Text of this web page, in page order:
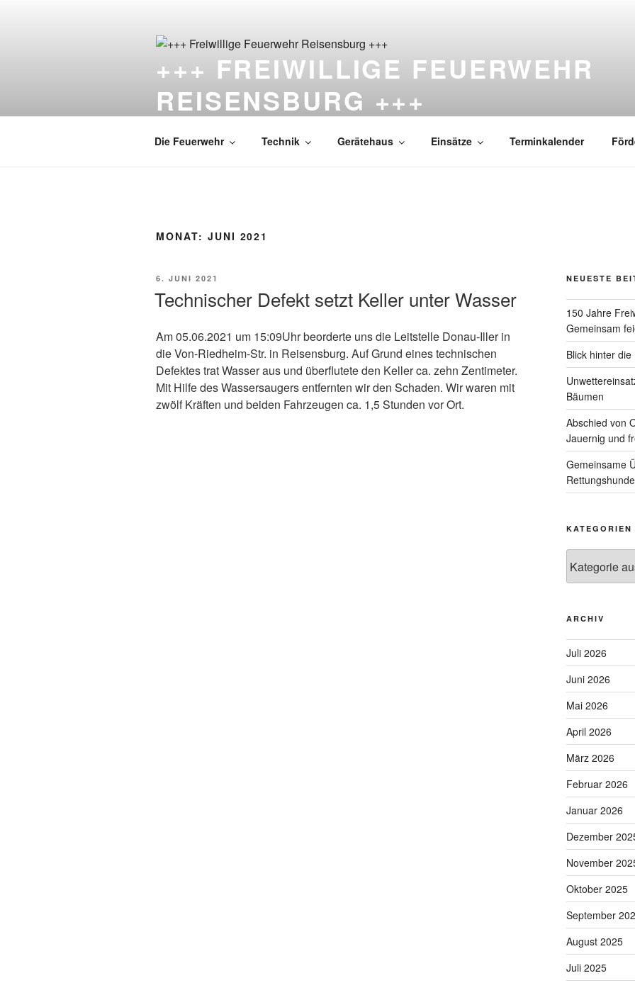
+++ FREIWILLIGE FEUERWEHR
REISENSBURG +++
Die Feuerwehr Technik Gerätehaus Einsätze Terminkalender
MONAT: JUNI 2021
VERÖFFENTLICHT
6. JUNI 2021
Technischer Defekt setzt Keller unter Wasser
Am 05.06.2021 um 15:09Uhr beorderte uns die Leitstelle Donau-Iller in
die Von-Riedheim-Str. in Reisensburg. Auf Grund eines technischen
Defektes trat Wasser aus und überflutete den Keller ca. zehn Zentimeter.
Mit Hilfe des Wassersaugers entfernten wir den Schaden. Wir waren mit
zwölf Kräften und beiden Fahrzeugen ca. 1,5 Stunden vor Ort.
NEUESTE
150 Jahre
Gemeinsam
Blick hinter
Bäumen
Abschied von
Jauernig und
Gemeinsame
KATEGORIEN
ARCHIV
Juli 2026
Juni 2026
Mai 2026
April 2026
März 2026
Februar 2026
Januar 2026
Dezember
November
Oktober 2025
September
August 2025
Juli 2025